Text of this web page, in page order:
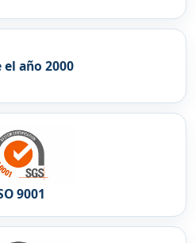
el año 2000
9001